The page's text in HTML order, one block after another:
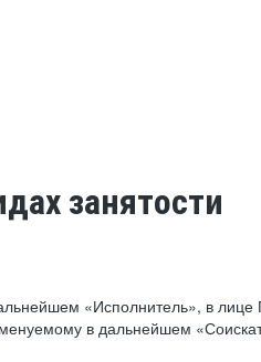
занятости
«Исполнитель», в лице
в дальнейшем